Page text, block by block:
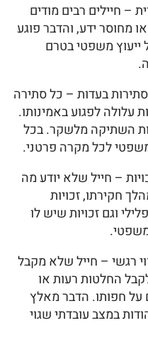
– חיילים רבים מודים
מחוסר ידע, והדבר פוגע
משפטי בטרם
בעדות – כל סתירה
עלולה לפגוע באמינותו.
השתיקה מלשקר. בכל
לכל מקרה פרטני.
– חייל שלא יודע מה
חקירתו, זכויות
וגם זכויות שיש לו
רגשי – חייל שלא מקבל
החלטות רעות או
על חפותו. הדבר מאלץ
במצב עובדתי שגוי